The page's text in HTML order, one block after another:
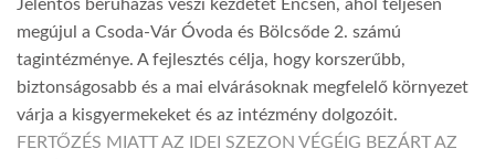
Jelentős beruházás veszi kezdetét Encsen, ahol teljesen
megújul a Csoda-Vár Óvoda és Bölcsőde 2. számú
tagintézménye. A fejlesztés célja, hogy korszerűbb,
biztonságosabb és a mai elvárásoknak megfelelő környezet
várja a kisgyermekeket és az intézmény dolgozóit.
FERTŐZÉS MIATT AZ IDEI SZEZON VÉGÉIG BEZÁRT AZ